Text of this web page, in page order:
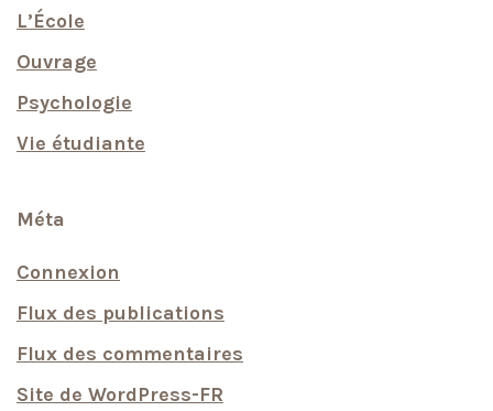
L’École
Ouvrage
Psychologie
Vie étudiante
Méta
Connexion
Flux des publications
Flux des commentaires
Site de WordPress-FR